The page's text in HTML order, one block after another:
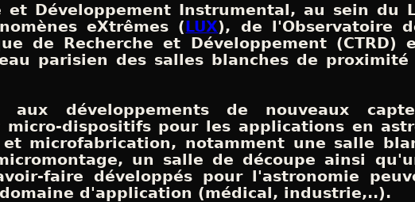
et Développement Instrumental, au sein du
eXtrêmes ( LUX), de l'Observatoire
de Recherche et Développement
parisien des salles blanches de
aux développements de nouveaux
micro-dispositifs pour les applications en
et microfabrication, notamment une salle
un salle de découpe ainsi
faire développés pour l'astronomie
d'application (médical, industrie,..).